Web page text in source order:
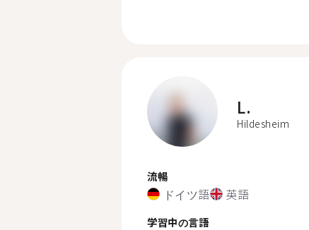
L.
Hildesheim
流暢
ドイツ語 英語
学習中の言語